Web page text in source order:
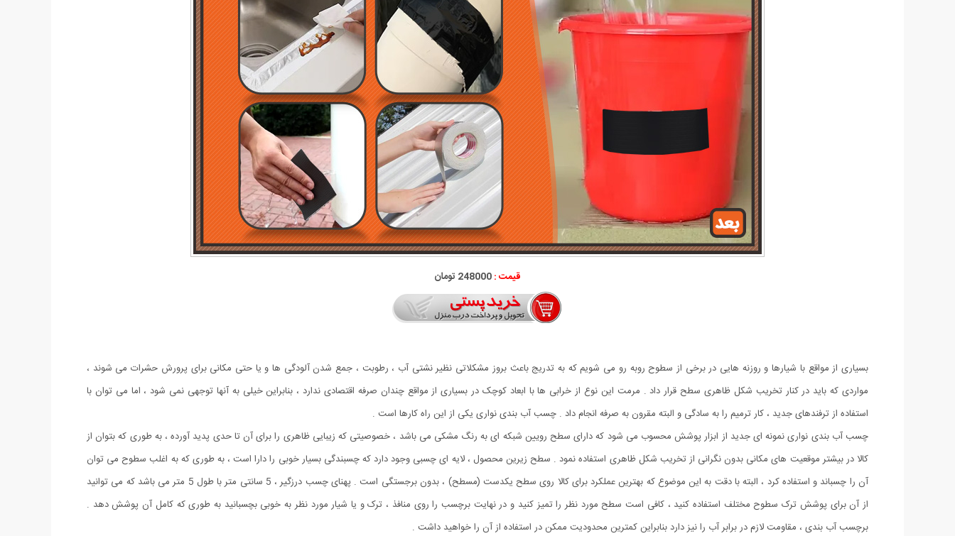
قیمت :248000 تومان
بسیاری از مواقع با شیارها و روزنه هایی در برخی از سطوح روبه رو می شویم که به تدریج باعث بروز مشکلاتی نظیر نشتی آب ، رطوبت ، جمع شدن آلودگی ها و یا حتی مکانی برای پرورش حشرات می شوند ،
مواردی که باید در کنار تخریب شکل ظاهری سطح قرار داد . مرمت این نوع از خرابی ها با ابعاد کوچک در بسیاری از مواقع چندان صرفه اقتصادی ندارد ، بنابراین خیلی به آنها توجهی نمی شود ، اما می توان با
استفاده از ترفندهای جدید ، کار ترمیم را به سادگی و البته مقرون به صرفه انجام داد . چسب آب بندی نواری یکی از این راه کارها است .
چسب آب بندی نواری نمونه ای جدید از ابزار پوشش محسوب می شود که دارای سطح رویین شبکه ای به رنگ مشکی می باشد ، خصوصیتی که زیبایی ظاهری را برای آن تا حدی پدید آورده ، به طوری که بتوان از
کالا در بیشتر موقعیت های مکانی بدون نگرانی از تخریب شکل ظاهری استفاده نمود . سطح زیرین محصول ، لایه ای چسبی وجود دارد که چسبندگی بسیار خوبی را دارا است ، به طوری که به اغلب سطوح می توان
آن را چسباند و استفاده کرد ، البته با دقت به این موضوع که بهترین عملکرد برای کالا روی سطح یکدست (مسطح) ، بدون برجستگی است . پهنای چسب درزگیر ، 5 سانتی متر با طول 5 متر می باشد که می توانید
از آن برای پوشش ترک سطوح مختلف استفاده کنید ، کافی است سطح مورد نظر را تمیز کنید و در نهایت برچسب را روی منافذ ، ترک و یا شیار مورد نظر به خوبی بچسبانید به طوری که کامل آن پوشش دهد .
برچسب آب بندی ، مقاومت لازم در برابر آب را نیز دارد بنابراین کمترین محدودیت ممکن در استفاده از آن را خواهید داشت .